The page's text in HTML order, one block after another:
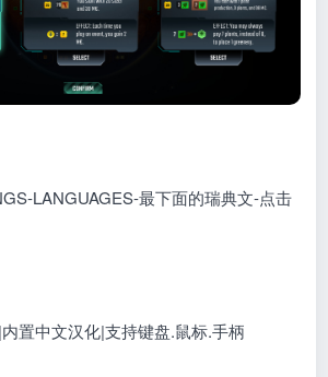
LANGUAGES-最下面的瑞典文-点击
置中文汉化|支持键盘.鼠标.手柄